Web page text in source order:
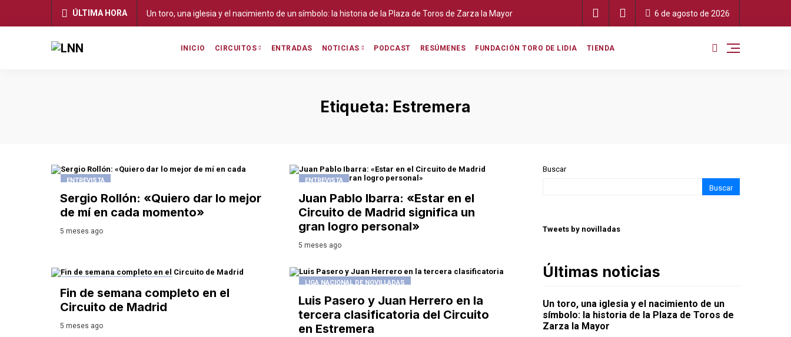
ÚLTIMA HORA Un toro, una iglesia y el nacimiento de un símbolo: la historia de la Plaza de Toros de Zarza la Mayor 6 de agosto de 2026
INICIO CIRCUITOS ENTRADAS NOTICIAS PODCAST RESÚMENES FUNDACIÓN TORO DE LIDIA TIENDA
Etiqueta: Estremera
ENTREVISTA
Sergio Rollón: «Quiero dar lo mejor
de mí en cada momento»
5 meses ago
ENTREVISTA
Juan Pablo Ibarra: «Estar en el
Circuito de Madrid significa un
gran logro personal»
5 meses ago
Fin de semana completo en el
Circuito de Madrid
5 meses ago
LIGA NACIONAL DE NOVILLADAS
Luis Pasero y Juan Herrero en la
tercera clasificatoria del Circuito
en Estremera
Buscar
Buscar
Tweets by novilladas
Últimas noticias
Un toro, una iglesia y el nacimiento de un
símbolo: la historia de la Plaza de Toros de
Zarza la Mayor